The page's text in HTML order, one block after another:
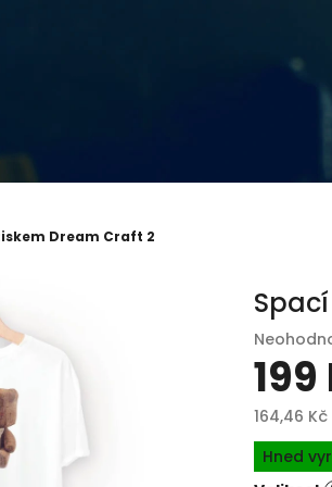
Dream Craft 2
Průměrné
produktu
0,0
z
5
199
164,46 Kč
Měrná
cena:
Hned